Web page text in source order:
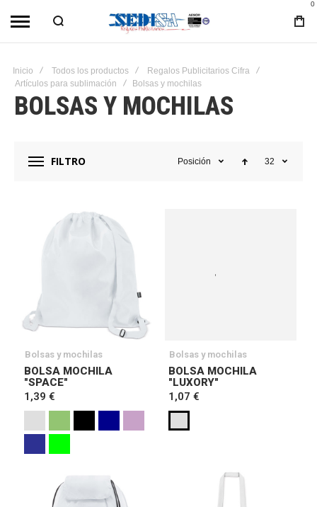
0
Inicio Todos los productos
Regalos Publicitarios Cifra
Artículos para sublimación
Bolsas y mochilas
BOLSAS Y MOCHILAS
FILTRO Posición 32
Bolsas y mochilas
BOLSA MOCHILA
"SPACE"
1,39 €
Bolsas y mochilas
BOLSA MOCHILA
"LUXORY"
1,07 €